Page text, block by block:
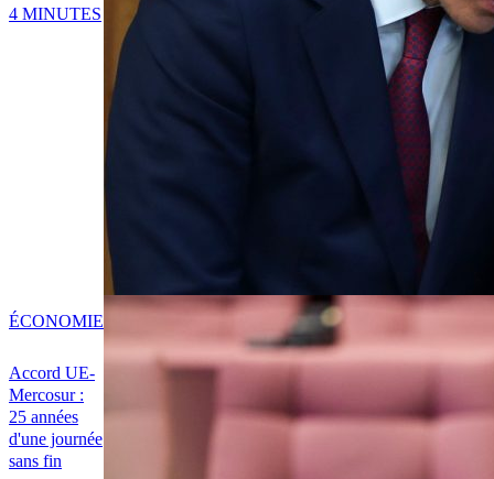
4 MINUTES
Accord UE-
Mercosur :
25 années
d'une journée
sans fin
ÉCONOMIE